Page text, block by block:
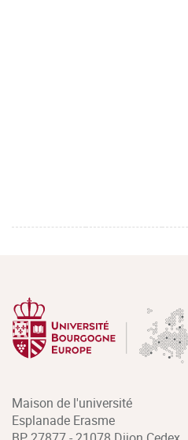
Maison de l'université
Esplanade Erasme